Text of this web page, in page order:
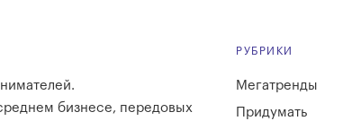
бизнесе, передовых
РУБРИКИ
Мегатренды
Придумать